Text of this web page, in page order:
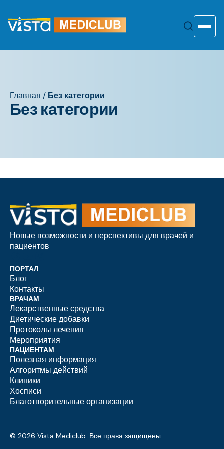
содержанию
Главная / Без категории
Без категории
Новые возможности и перспективы для врачей и
пациентов
ПОРТАЛ
Блог
Контакты
ВРАЧАМ
Лекарственные средства
Диетические добавки
Протоколы лечения
Мероприятия
ПАЦИЕНТАМ
Полезная информация
Алгоритмы действий
Клиники
Хосписи
Благотворительные организации
© 2026 Vista Mediclub. Все права защищены.